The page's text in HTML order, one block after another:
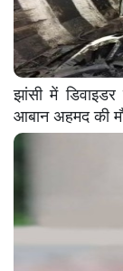
झांसी में
आबान अहमद की